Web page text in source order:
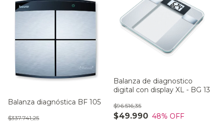
Balanza diagnóstica BF 105
$337.741,25
Balanza de diagnostico
digital con display XL - BG 13
$49.990
$96.516,35
48% OFF